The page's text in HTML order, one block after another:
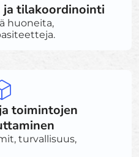
ja tilakoordinointi
huoneita,
toimintojen
turvallisuus,